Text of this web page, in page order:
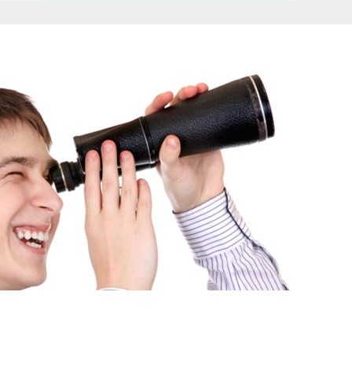
надаємо консультації, супровід та допомогу в
Мова